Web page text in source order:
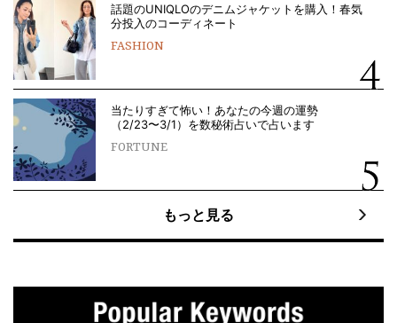
話題のUNIQLOのデニムジャケットを購入！春気
分投入のコーディネート
FASHION
当たりすぎて怖い！あなたの今週の運勢
（2/23〜3/1）を数秘術占いで占います
FORTUNE
もっと見る